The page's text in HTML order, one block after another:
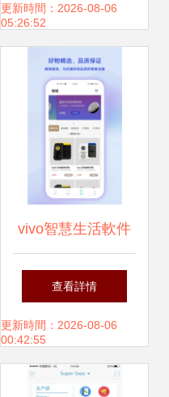
軟件橫向評測
更新時間：2026-08-06
05:26:52
vivo智慧生活軟件
與通信技術(shù)的
深度融合 開啟智能
互聯(lián)新篇章
查看詳情
更新時間：2026-08-06
00:42:55